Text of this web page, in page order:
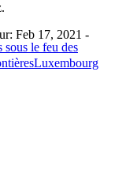
sous le feu des
Feb 17, 2021 -
Luxembourg